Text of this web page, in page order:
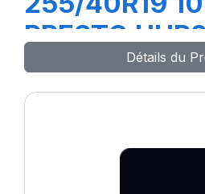
PRESTO
Détails du